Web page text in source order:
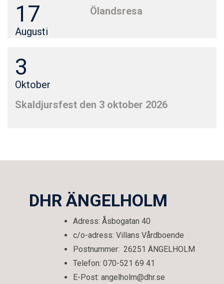
17
Augusti
Ölandsresa
3
Oktober
Skaldjursfest den 3 oktober 2026
DHR ÄNGELHOLM
Adress: Åsbogatan 40
c/o-adress: Villans Vårdboende
Postnummer: 26251 ÄNGELHOLM
Telefon: 070-521 69 41
E-Post: angelholm@dhr.se